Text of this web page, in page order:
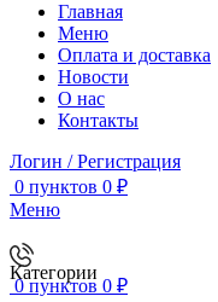
Главная
Меню
Оплата и доставка
Новости
О нас
Контакты
Логин / Регистрация
0 пунктов 0 ₽
Меню
0пунктов 0 ₽
Категории